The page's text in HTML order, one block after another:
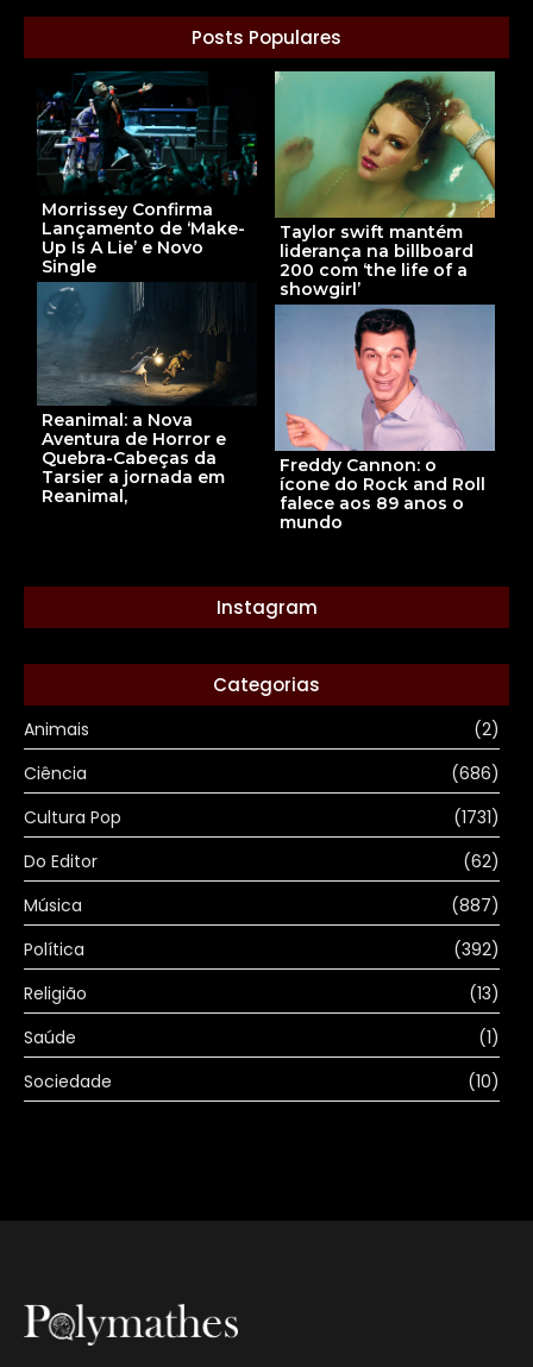
Posts Populares
Morrissey Confirma
Lançamento de ‘Make-
Up Is A Lie’ e Novo
Single
Taylor swift mantém
liderança na billboard
200 com ‘the life of a
showgirl’
Reanimal: a Nova
Aventura de Horror e
Quebra-Cabeças da
Tarsier a jornada em
Reanimal,
Freddy Cannon: o
ícone do Rock and Roll
falece aos 89 anos o
mundo
Instagram
Categorias
Animais
(2)
Ciência
(686)
Cultura Pop
(1731)
Do Editor
(62)
Música
(887)
Política
(392)
Religião
(13)
Saúde
(1)
Sociedade
(10)